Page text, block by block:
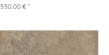
550,00 € *